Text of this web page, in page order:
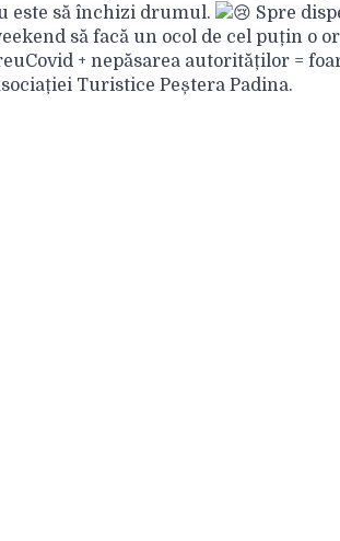
este să închizi drumul.
Spre
să facă un ocol de cel puțin o
+ nepăsarea autorităților =
Turistice Peștera Padina.